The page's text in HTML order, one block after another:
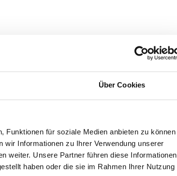
Über Cookies
Funktionen für soziale Medien anbieten zu können
wir Informationen zu Ihrer Verwendung unserer
weiter. Unsere Partner führen diese Informationen
haben oder die sie im Rahmen Ihrer Nutzung